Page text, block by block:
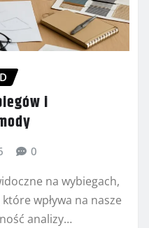
i
0
na wybiegach,
wpływa na nasze
analizy…